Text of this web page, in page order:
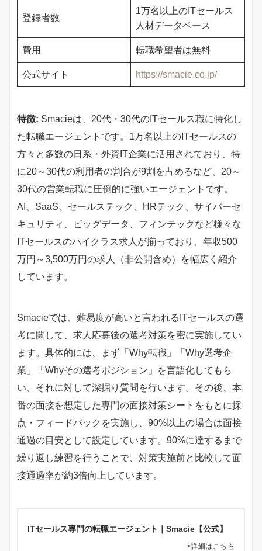
登録者数
1万名以上のITセールス
人材データベース
費用 転職希望者は無料
公式サイト https://smacie.co.jp/
特徴: Smacieは、20代・30代のITセールス職に特化し
た転職エージェントです。1万名以上のITセールスの
方々と多数の日系・外資IT企業に活用されており、特
に20～30代の利用者の割合が9割を占めるなど、20～
30代の営業転職に圧倒的に強いエージェントです。
AI、SaaS、セールステック、HRテック、サイバーセ
キュリティ、ビッグデータ、フィンテックなど様々な
ITセールスのハイクラス求人が揃っており、年収500
万円～3,500万円の求人（非公開含め）を幅広く紹介
しています。
Smacieでは、難易度が高いと言われるITセールスの選
考に関して、求人応募後の選考対策を密に実施してい
ます。具体的には、まず「Why転職」「Why選考企
業」「Whyその選考ポジション」を言語化してもら
い、それに対して深掘り質問を行います。その後、本
番の面接を想定した専門の面接対策シートをもとに採
点・フィードバックを実施し、90%以上の場合は面接
通過の目安として設定しています。90%に達するまで
繰り返し練習を行うことで、対策実施前と比較して面
接通過率が約3倍向上しています。
ITセールス専門の転職エージェント｜Smacie【公式】
>詳細はこちら